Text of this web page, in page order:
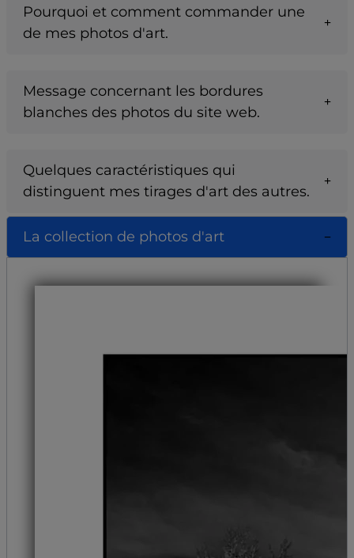
Pourquoi et comment commander une
de mes photos d'art.
Message concernant les bordures
blanches des photos du site web.
Quelques caractéristiques qui
distinguent mes tirages d'art des autres.
La collection de photos d'art